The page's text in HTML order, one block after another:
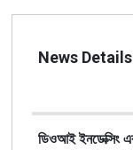
News Details
ডিওআই ইনডেক্সিং